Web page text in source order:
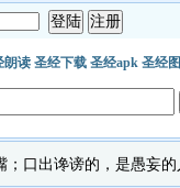
朗读 圣经下载 圣经apk 圣经
口出谗谤的，是愚妄的